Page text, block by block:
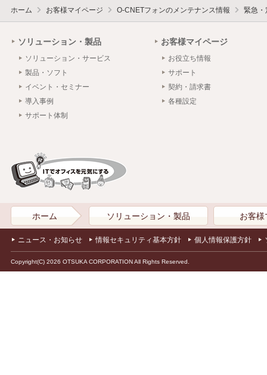
ホーム お客様マイページ O-CNETフォンのメンテナンス情報 緊急・
ソリューション・製品
ソリューション・サービス
製品・ソフト
イベント・セミナー
導入事例
サポート体制
お客様マイページ
お役立ち情報
サポート
契約・請求書
各種設定
ホーム ソリューション・製品 お客様
ニュース・お知らせ 情報セキュリティ基本方針 個人情報保護方針
Copyright(C) 2026 OTSUKA CORPORATION All Rights Reserved.